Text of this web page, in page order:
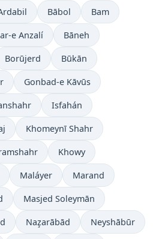
Bābol Bam
e Anzalí Bāneh
Borūjerd Būkān
Gonbad-e Kāvūs
Isfahán
Khomeynī Shahr
Khowy
Maláyer Marand
Masjed Soleymān
Naz̧arābād Neyshābūr